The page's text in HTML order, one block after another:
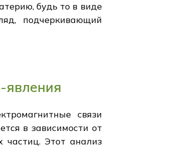
будь то в виде
подчеркивающий
связи
в зависимости от
частиц. Этот анализ